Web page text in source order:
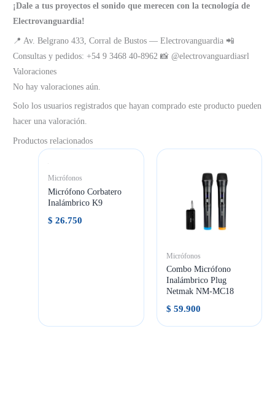
¡Dale a tus proyectos el sonido que merecen con la tecnología de
Electrovanguardia!
📍 Av. Belgrano 433, Corral de Bustos — Electrovanguardia 📲
Consultas y pedidos: +54 9 3468 40-8962 📸 @electrovanguardiasrl
Valoraciones
No hay valoraciones aún.
Solo los usuarios registrados que hayan comprado este producto pueden
hacer una valoración.
Productos relacionados
Micrófonos
Micrófono Corbatero
Inalámbrico K9
$ 26.750
Micrófonos
Combo Micrófono
Inalámbrico Plug
Netmak NM-MC18
$ 59.900